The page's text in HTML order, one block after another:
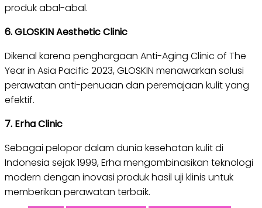
produk abal-abal.
6. GLOSKIN Aesthetic Clinic
Dikenal karena penghargaan Anti-Aging Clinic of The
Year in Asia Pacific 2023, GLOSKIN menawarkan solusi
perawatan anti-penuaan dan peremajaan kulit yang
efektif.
7. Erha Clinic
Sebagai pelopor dalam dunia kesehatan kulit di
Indonesia sejak 1999, Erha mengombinasikan teknologi
modern dengan inovasi produk hasil uji klinis untuk
memberikan perawatan terbaik.